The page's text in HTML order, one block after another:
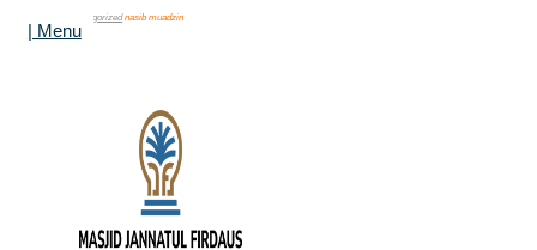
Uncategorized nasib muadzin
| Menu